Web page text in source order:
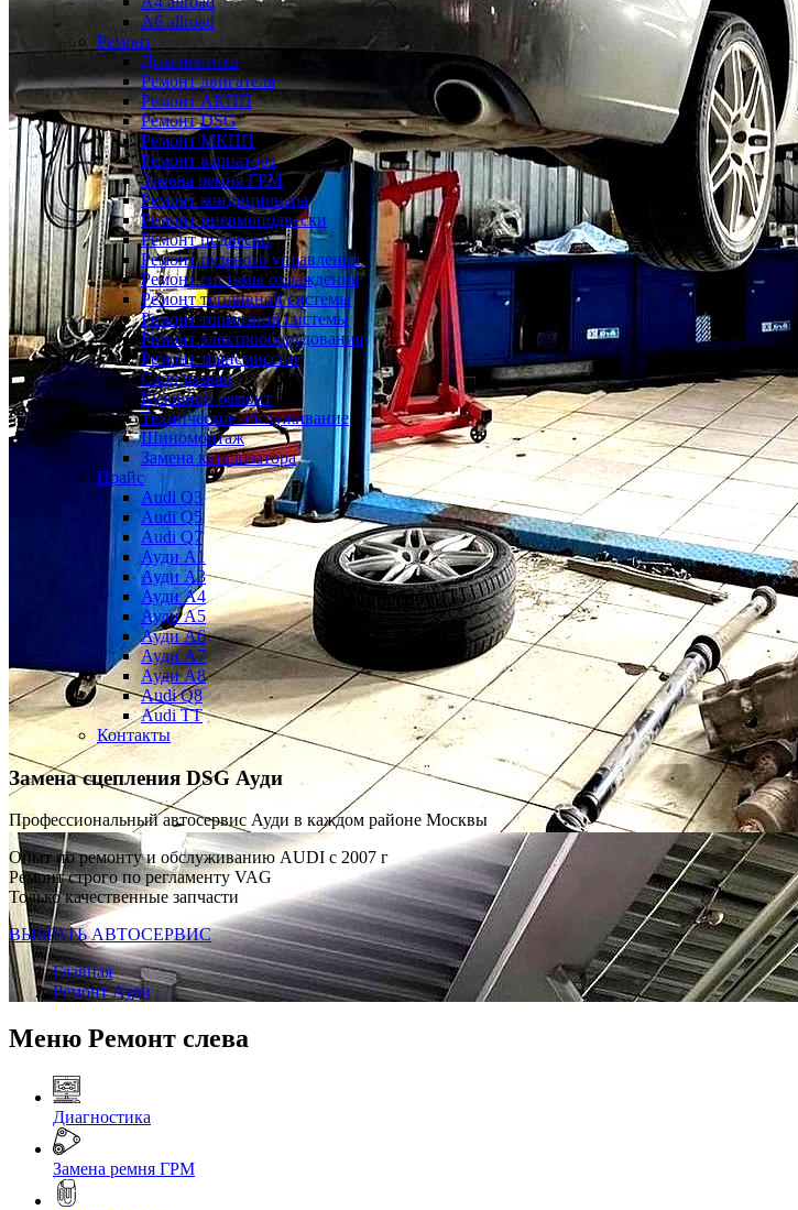
A6 allroad
Ремонт
Диагностика
Ремонт двигателя
Ремонт АКПП
Ремонт DSG
Ремонт МКПП
Ремонт вариатора
Замена ремня ГРМ
Ремонт кондиционера
Ремонт пневмоподвески
Ремонт подвески
Ремонт рулевого управления
Ремонт системы охлаждения
Ремонт топливной системы
Ремонт тормозной системы
Ремонт электрооборудования
Ремонт трансмиссии
Сход развал
Кузовной ремонт
Техническое обслуживание
Шиномонтаж
Замена катализатора
Прайс
Audi Q3
Audi Q5
Audi Q7
Ауди А1
Ауди А3
Ауди А4
Ауди A5
Ауди А6
Ауди А7
Ауди A8
Audi Q8
Audi TT
Контакты
Замена сцепления DSG Ауди
Профессиональный автосервис Ауди в каждом районе Москвы
Опыт по ремонту и обслуживанию AUDI с 2007 г
Ремонт строго по регламенту VAG
Только качественные запчасти
ВЫБРАТЬ АВТОСЕРВИС
Главная
Ремонт Ауди
Меню Ремонт слева
Диагностика
Замена ремня ГРМ